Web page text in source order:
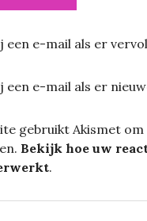
een e-mail als er
een e-mail als er
gebruikt Akismet
Bekijk hoe uw
.